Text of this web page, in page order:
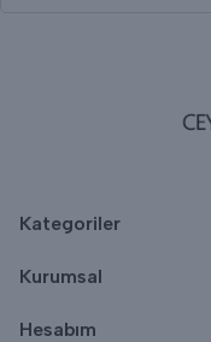
Kategoriler
Kurumsal
Hesabım